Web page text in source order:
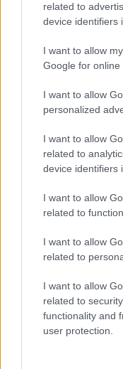
related to
device identifiers
I want to allow
Google for online
I want to allow
personalized
I want to allow
related to
device identifiers
I want to allow
related to
I want to allow
related to
I want to allow
related to
functionality and
user protection.
A Lazio
kapushőse:
beszélni, de
Nemrég is volt
Provedelnek, aki
találata előtt.
Itt
között